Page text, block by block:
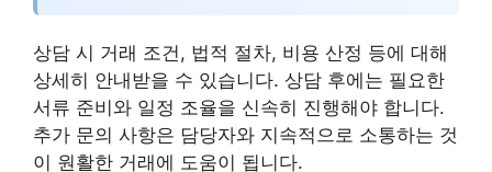
상담 시 거래 조건, 법적 절차, 비용 산정 등에 대해
상세히 안내받을 수 있습니다. 상담 후에는 필요한
서류 준비와 일정 조율을 신속히 진행해야 합니다.
추가 문의 사항은 담당자와 지속적으로 소통하는 것
이 원활한 거래에 도움이 됩니다.